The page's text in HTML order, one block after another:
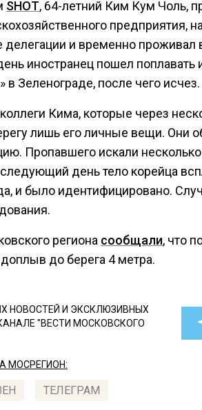
SHOT, 64-летний Ким Кум Чоль,
предприятия,
делегации и временно проживал
иностранец пошел поплавать
в Зеленограде, после чего исчез.
Кима, которые через
лишь его личные вещи. Они
Пропавшего искали несколько
день тело корейца
и было идентифицировано.
региона сообщали, что
до берега 4 метра.
НОВОСТЕЙ И ЭКСКЛЮЗИВНЫХ
"ВЕСТИ МОСКОВСКОГО
МОСРЕГИОН:
ТЕЛЕГРАМ